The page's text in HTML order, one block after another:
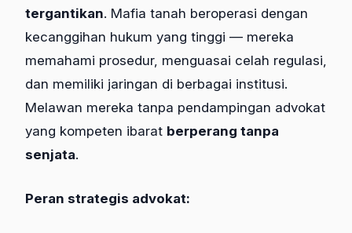
tergantikan. Mafia tanah beroperasi dengan
kecanggihan hukum yang tinggi — mereka
memahami prosedur, menguasai celah regulasi,
dan memiliki jaringan di berbagai institusi.
Melawan mereka tanpa pendampingan advokat
yang kompeten ibarat berperang tanpa
senjata.
Peran strategis advokat: